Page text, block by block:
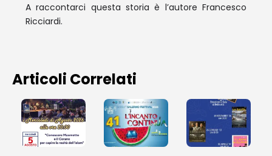
A raccontarci questa storia è l’autore Francesco
Ricciardi.
Articoli Correlati